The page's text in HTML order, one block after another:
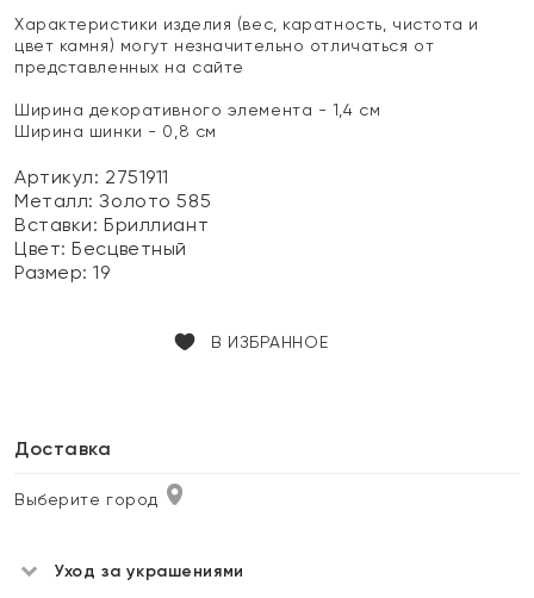
Характеристики изделия (вес, каратность, чистота и
цвет камня) могут незначительно отличаться от
представленных на сайте
Ширина декоративного элемента - 1,4 см
Ширина шинки - 0,8 см
Артикул: 2751911
Металл:Золото 585
Вставки:Бриллиант
Цвет:Бесцветный
Размер:19
В ИЗБРАННОЕ
Доставка
Выберите город
Уход за украшениями